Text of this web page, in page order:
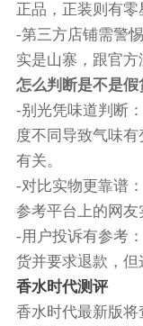
正品，正装则有零
-‌第三方店铺需警
实是山寨，跟官方
怎么判断是不是假
-‌别光凭味道判断‌
度不同导致气味
有关。
-‌对比实物更靠谱‌
参考平台上的网友
-‌用户投诉有参考‌
货并要求退款，但
香水时代测评
香水时代最新版将